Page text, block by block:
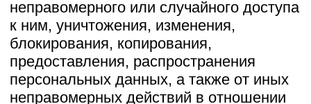
обработка персональных данных,
несовместимая с целями сбора
персональных данных.
5.3. Не допускается объединение баз
данных, содержащих персональные
данные, обработка которых
осуществляется в целях,
несовместимых между собой.